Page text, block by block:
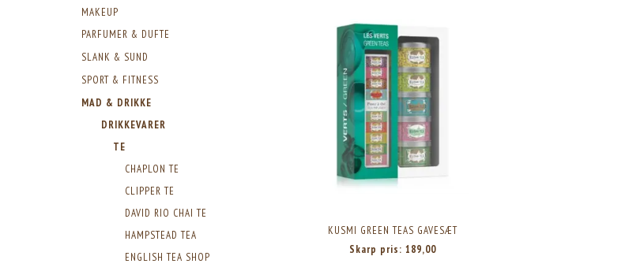
MAKEUP
PARFUMER & DUFTE
SLANK & SUND
SPORT & FITNESS
MAD & DRIKKE
DRIKKEVARER
TE
CHAPLON TE
CLIPPER TE
DAVID RIO CHAI TE
HAMPSTEAD TEA
ENGLISH TEA SHOP
KUSMI GREEN TEAS GAVESÆT
Skarp pris: 189,00